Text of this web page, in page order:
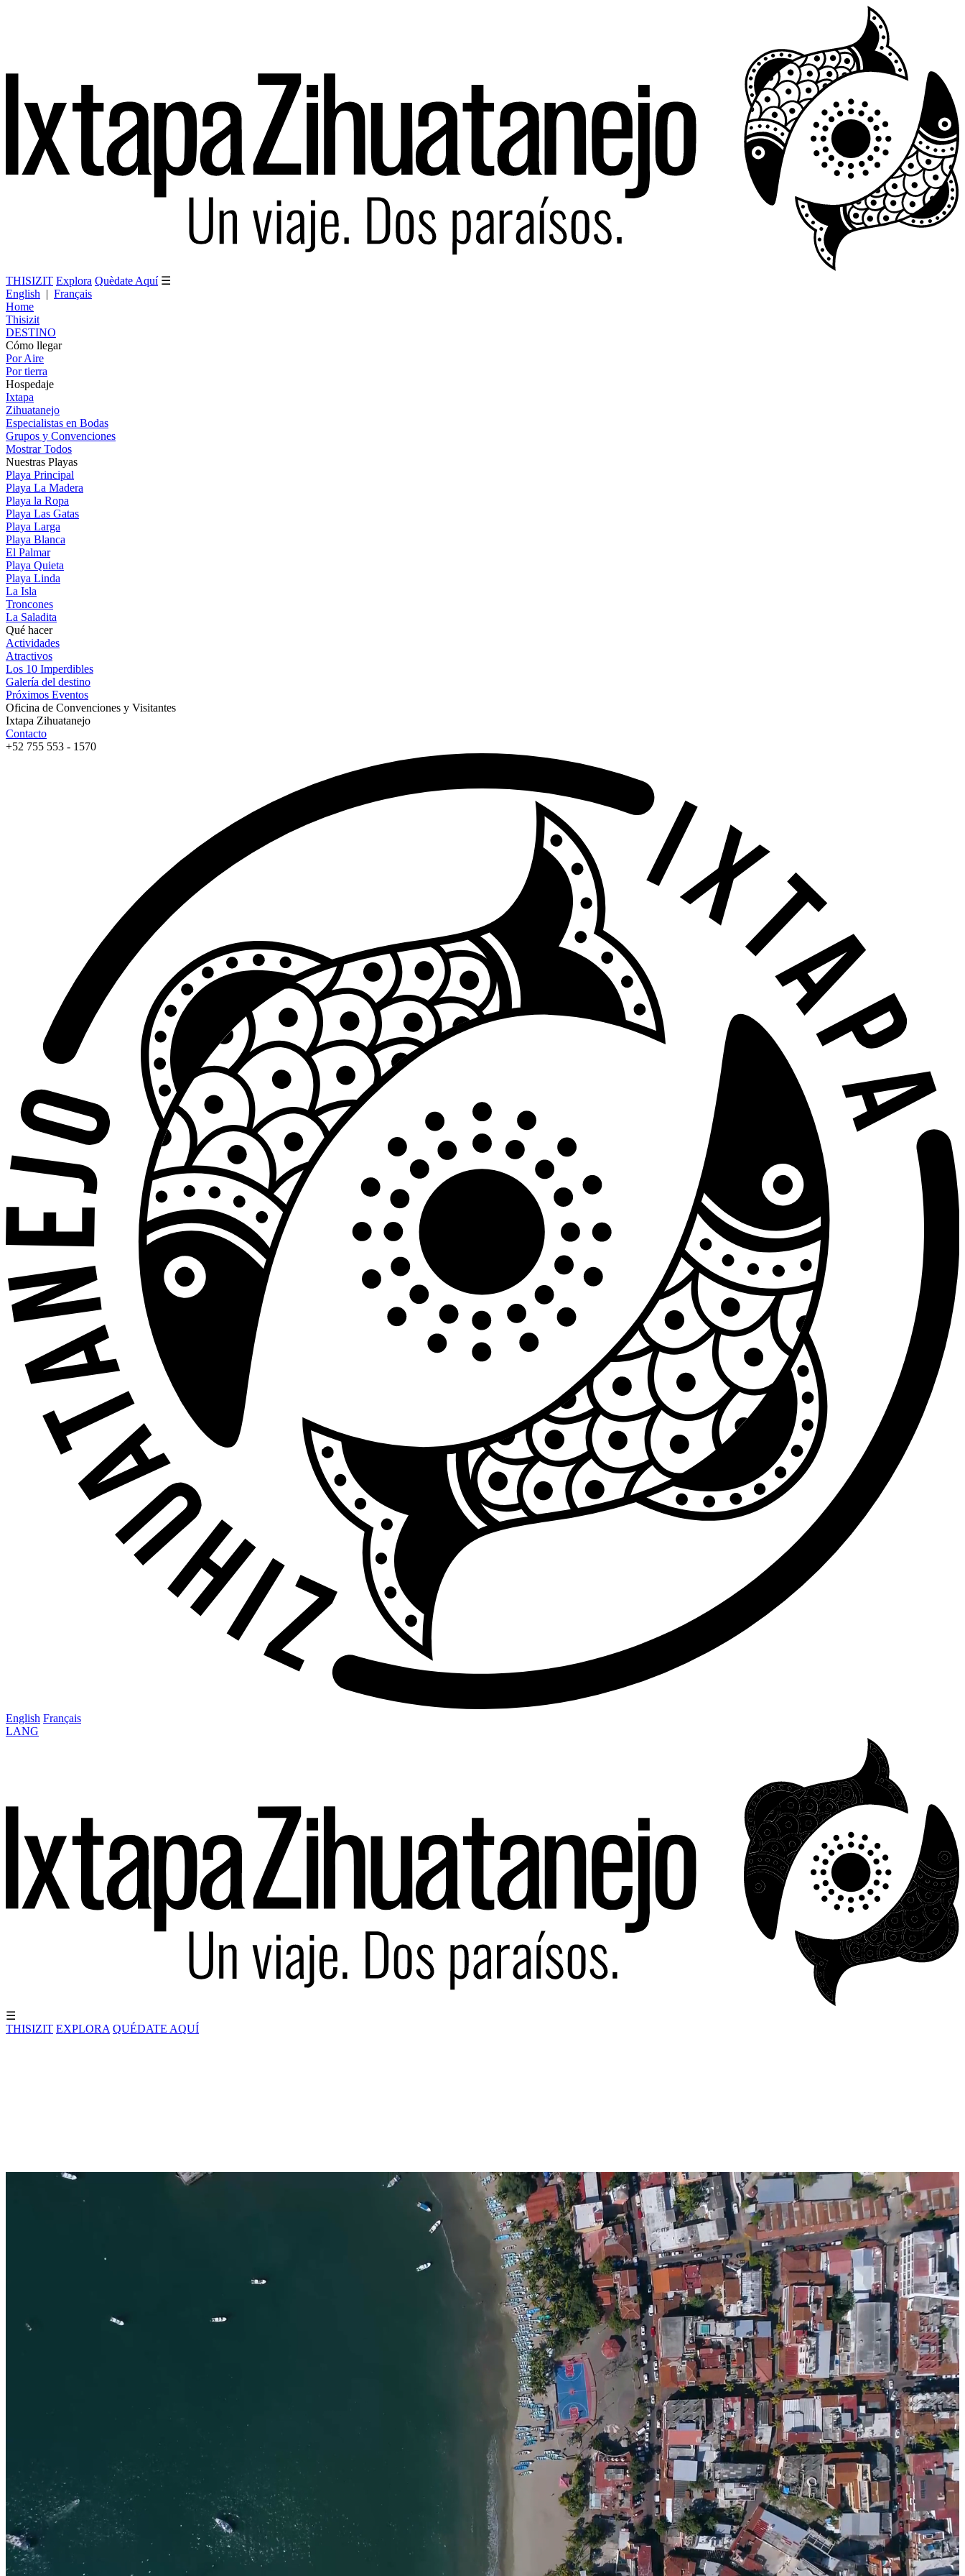
THISIZIT Explora Quèdate Aquí ☰
English | Français
Home
Thisizit
DESTINO
Cómo llegar
Por Aire
Por tierra
Hospedaje
Ixtapa
Zihuatanejo
Especialistas en Bodas
Grupos y Convenciones
Mostrar Todos
Nuestras Playas
Playa Principal
Playa La Madera
Playa la Ropa
Playa Las Gatas
Playa Larga
Playa Blanca
El Palmar
Playa Quieta
Playa Linda
La Isla
Troncones
La Saladita
Qué hacer
Actividades
Atractivos
Los 10 Imperdibles
Galería del destino
Próximos Eventos
Oficina de Convenciones y Visitantes
Ixtapa Zihuatanejo
Contacto
+52 755 553 - 1570
English Français
LANG
☰
THISIZIT EXPLORA QUÉDATE AQUÍ